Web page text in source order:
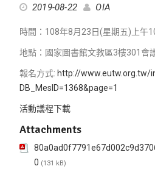
2019-08-22 OIA
時間：108年8月23日(星期五)上午
地點：國家圖書館文教區3樓301會
報名方式: http://www.eutw.org.tw/
DB_MesID=1368&page=1
活動議程下載
Attachments
0 (131 kB)